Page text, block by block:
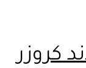
كروزر